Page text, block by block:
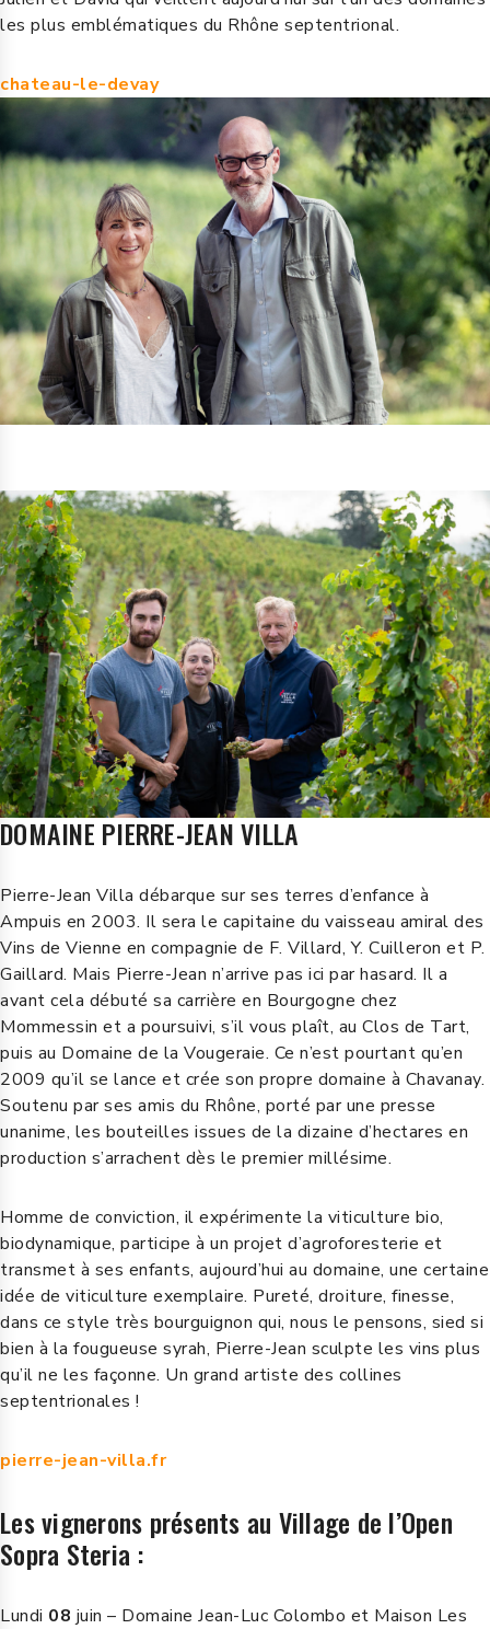
les plus emblématiques du Rhône septentrional.
chateau-le-devay
DOMAINE PIERRE-JEAN VILLA
Pierre-Jean Villa débarque sur ses terres d’enfance à
Ampuis en 2003. Il sera le capitaine du vaisseau amiral des
Vins de Vienne en compagnie de F. Villard, Y. Cuilleron et P.
Gaillard. Mais Pierre-Jean n’arrive pas ici par hasard. Il a
avant cela débuté sa carrière en Bourgogne chez
Mommessin et a poursuivi, s’il vous plaît, au Clos de Tart,
puis au Domaine de la Vougeraie. Ce n’est pourtant qu’en
2009 qu’il se lance et crée son propre domaine à Chavanay.
Soutenu par ses amis du Rhône, porté par une presse
unanime, les bouteilles issues de la dizaine d’hectares en
production s’arrachent dès le premier millésime.
Homme de conviction, il expérimente la viticulture bio,
biodynamique, participe à un projet d’agroforesterie et
transmet à ses enfants, aujourd’hui au domaine, une certaine
idée de viticulture exemplaire. Pureté, droiture, finesse,
dans ce style très bourguignon qui, nous le pensons, sied si
bien à la fougueuse syrah, Pierre-Jean sculpte les vins plus
qu’il ne les façonne. Un grand artiste des collines
septentrionales !
pierre-jean-villa.fr
Les vignerons présents au Village de l’Open
Sopra Steria :
Lundi 08 juin – Domaine Jean-Luc Colombo et Maison Les